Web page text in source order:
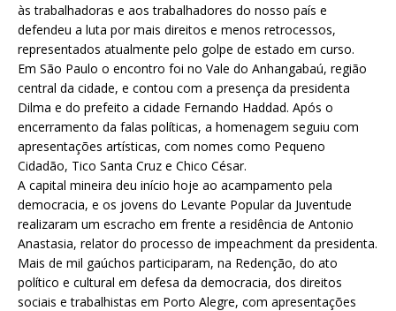
às trabalhadoras e aos trabalhadores do nosso país e
defendeu a luta por mais direitos e menos retrocessos,
representados atualmente pelo golpe de estado em curso.
Em São Paulo o encontro foi no Vale do Anhangabaú, região
central da cidade, e contou com a presença da presidenta
Dilma e do prefeito a cidade Fernando Haddad. Após o
encerramento da falas políticas, a homenagem seguiu com
apresentações artísticas, com nomes como Pequeno
Cidadão, Tico Santa Cruz e Chico César.
A capital mineira deu início hoje ao acampamento pela
democracia, e os jovens do Levante Popular da Juventude
realizaram um escracho em frente a residência de Antonio
Anastasia, relator do processo de impeachment da presidenta.
Mais de mil gaúchos participaram, na Redenção, do ato
político e cultural em defesa da democracia, dos direitos
sociais e trabalhistas em Porto Alegre, com apresentações